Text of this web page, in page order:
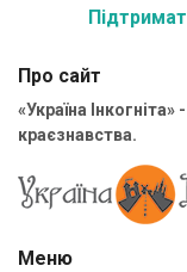
Про сайт
«Україна
краєзнавства.
Меню